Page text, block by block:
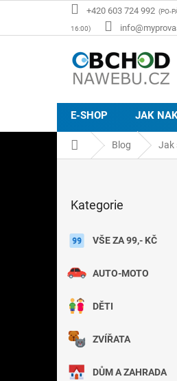
+420 603 724 992
E-SHOP JAK
Domů Blog Jak
kategorie
Kategorie
VŠE ZA 99,- KČ
AUTO-MOTO
DĚTI
ZVÍŘATA
DŮM A ZAHRADA